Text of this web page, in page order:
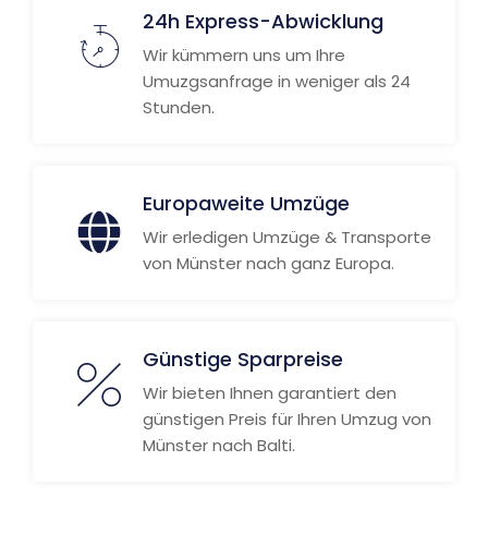
24h Express-Abwicklung
Wir kümmern uns um Ihre
Umuzgsanfrage in weniger als 24
Stunden.
Europaweite Umzüge
Wir erledigen Umzüge & Transporte
von Münster nach ganz Europa.
Günstige Sparpreise
Wir bieten Ihnen garantiert den
günstigen Preis für Ihren Umzug von
Münster nach Balti.